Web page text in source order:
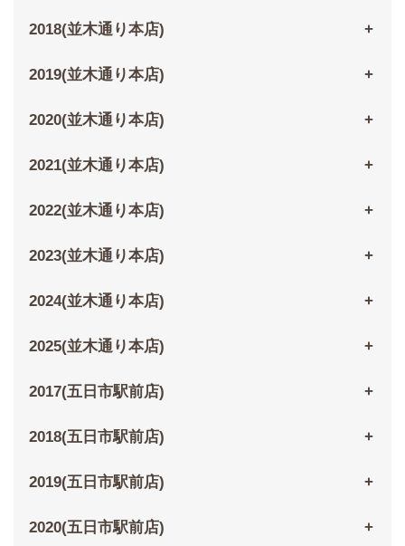
2018(並木通り本店)
2019(並木通り本店)
2020(並木通り本店)
2021(並木通り本店)
2022(並木通り本店)
2023(並木通り本店)
2024(並木通り本店)
2025(並木通り本店)
2017(五日市駅前店)
2018(五日市駅前店)
2019(五日市駅前店)
2020(五日市駅前店)